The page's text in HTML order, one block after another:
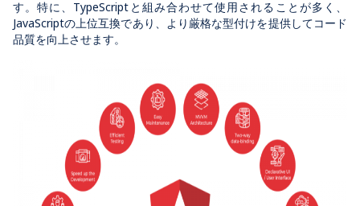
す。特に、 TypeScript と組み合わせて使用されることが多く、
JavaScriptの上位互換であり、より厳格な型付けを提供してコード
品質を向上させます。